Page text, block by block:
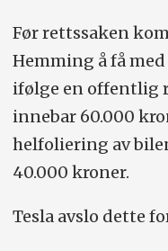
Før rettssaken
Hemming å få
ifølge en offentlig
innebar 60.000
helfoliering av
40.000 kroner.
Tesla avslo dette